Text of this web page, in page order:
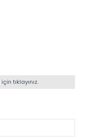
tıklayınız.